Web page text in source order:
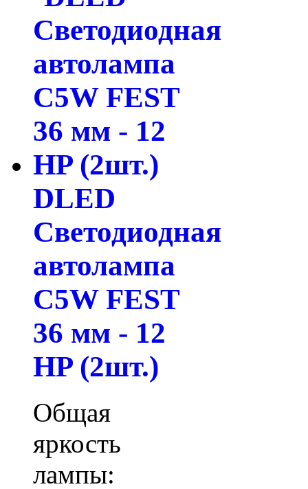
DLED
Светодиодная
автолампа
C5W FEST
36 мм - 12
HP (2шт.)
Общая
яркость
лампы: